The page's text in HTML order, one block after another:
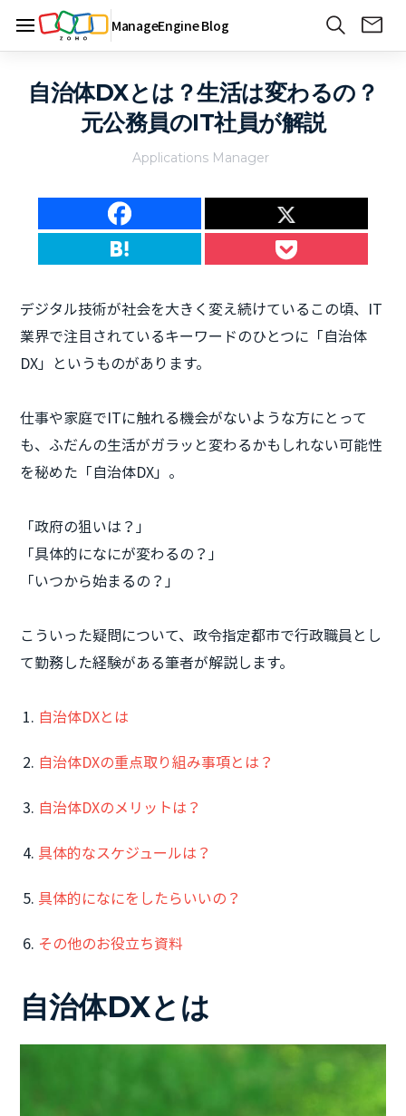
ManageEngine Blog
自治体DXとは？生活は変わるの？
元公務員のIT社員が解説
Applications Manager
デジタル技術が社会を大きく変え続けているこの頃、IT
業界で注目されているキーワードのひとつに「自治体
DX」というものがあります。
仕事や家庭でITに触れる機会がないような方にとって
も、ふだんの生活がガラッと変わるかもしれない可能性
を秘めた「自治体DX」。
「政府の狙いは？」
「具体的になにが変わるの？」
「いつから始まるの？」
こういった疑問について、政令指定都市で行政職員とし
て勤務した経験がある筆者が解説します。
自治体DXとは
自治体DXの重点取り組み事項とは？
自治体DXのメリットは？
具体的なスケジュールは？
具体的になにをしたらいいの？
その他のお役立ち資料
自治体DXとは